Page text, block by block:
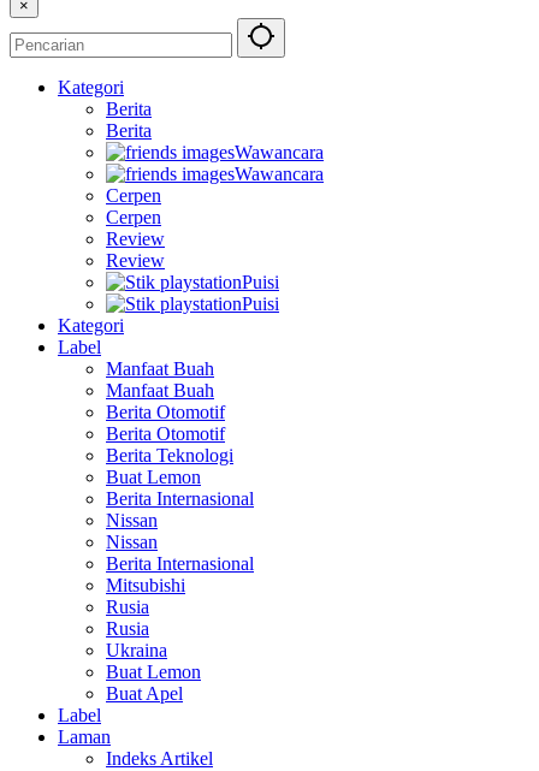
×
Kategori
Berita
Berita
Wawancara
Wawancara
Cerpen
Cerpen
Review
Review
Puisi
Puisi
Kategori
Label
Manfaat Buah
Manfaat Buah
Berita Otomotif
Berita Otomotif
Berita Teknologi
Buat Lemon
Berita Internasional
Nissan
Nissan
Berita Internasional
Mitsubishi
Rusia
Rusia
Ukraina
Buat Lemon
Buat Apel
Label
Laman
Indeks Artikel